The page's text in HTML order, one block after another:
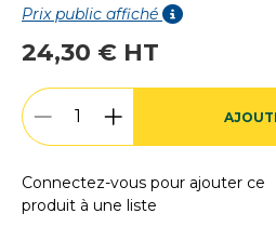
Prix public affiché
24,30 € HT
Connectez-vous pour ajouter ce
produit à une liste